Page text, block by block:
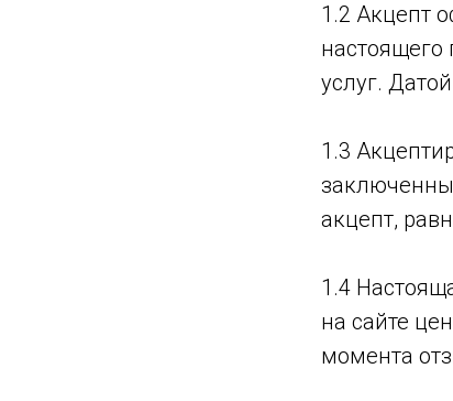
1.2 Акцепт
услуг.
1.3
акцепт,
1.4
на сайте
момента